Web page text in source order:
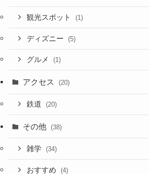
観光スポット (1)
ディズニー (5)
グルメ (1)
アクセス (20)
鉄道 (20)
その他 (38)
雑学 (34)
おすすめ (4)